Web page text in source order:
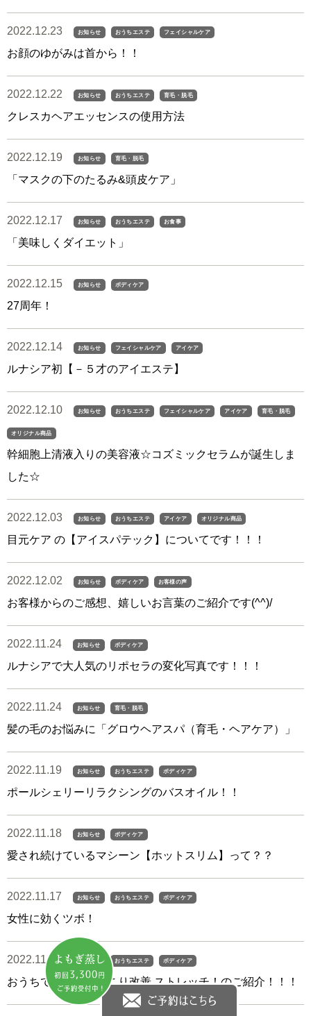
2022.12.23 お知らせ おうちエステ フェイシャルケア
お顔のゆがみは首から！！
2022.12.22 お知らせ おうちエステ 育毛・脱毛
クレスカヘアエッセンスの使用方法
2022.12.19 お知らせ 育毛・脱毛
「マスクの下のたるみ&頭皮ケア」
2022.12.17 お知らせ おうちエステ お食事
「美味しくダイエット」
2022.12.15 お知らせ ボディケア
27周年！
2022.12.14 お知らせ フェイシャルケア アイケア
ルナシア初【－５才のアイエステ】
2022.12.10 お知らせ おうちエステ フェイシャルケア アイケア 育毛・脱毛
オリジナル商品
幹細胞上清液入りの美容液☆コズミックセラムが誕生しま
した☆
2022.12.03 お知らせ おうちエステ アイケア オリジナル商品
目元ケア の【アイスパテック】についてです！！！
2022.12.02 お知らせ ボディケア お客様の声
お客様からのご感想、嬉しいお言葉のご紹介です(^^)/
2022.11.24 お知らせ ボディケア
ルナシアで大人気のリポセラの変化写真です！！！
2022.11.24 お知らせ 育毛・脱毛
髪の毛のお悩みに「グロウヘアスパ（育毛・ヘアケア）」
2022.11.19 お知らせ おうちエステ ボディケア
ポールシェリーリラクシングのバスオイル！！
2022.11.18 お知らせ ボディケア
愛され続けているマシーン【ホットスリム】って？？
2022.11.17 お知らせ おうちエステ ボディケア
女性に効くツボ！
2022.11.16 お知らせ おうちエステ ボディケア
おうちで簡単！！肩こり改善 ストレッチ！のご紹介！！！